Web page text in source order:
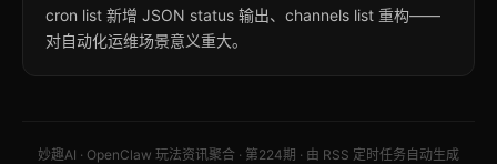
cron list 新增 JSON status 输出、channels list 重构——
对自动化运维场景意义重大。
妙趣AI · OpenClaw 玩法资讯聚合 · 第224期 · 由 RSS 定时任务自动生成